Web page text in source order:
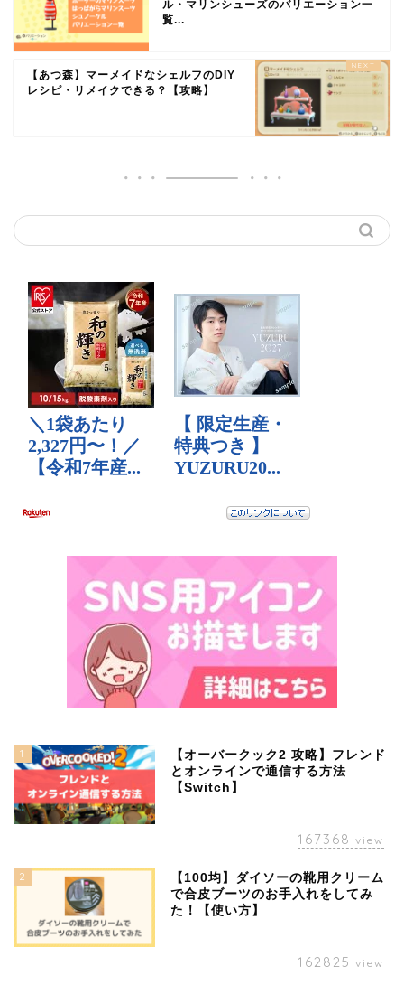
ル・マリンシューズのバリエーション一
覧...
【あつ森】マーメイドなシェルフのDIY
レシピ・リメイクできる？【攻略】
1
【オーバークック2 攻略】フレンド
とオンラインで通信する方法
【Switch】
167368 view
2
【100均】ダイソーの靴用クリーム
で合皮ブーツのお手入れをしてみ
た！【使い方】
162825 view